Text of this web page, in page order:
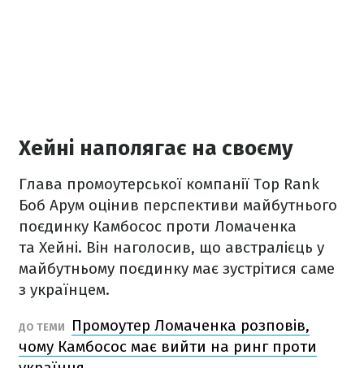
Хейні наполягає на своєму
Глава промоутерської компанії Top Rank
Боб Арум оцінив перспективи майбутнього
поєдинку Камбосос проти Ломаченка
та Хейні. Він наголосив, що австралієць у
майбутньому поєдинку має зустрітися саме
з українцем.
ДО ТЕМИ
Промоутер Ломаченка розповів,
чому Камбосос має вийти на ринг проти